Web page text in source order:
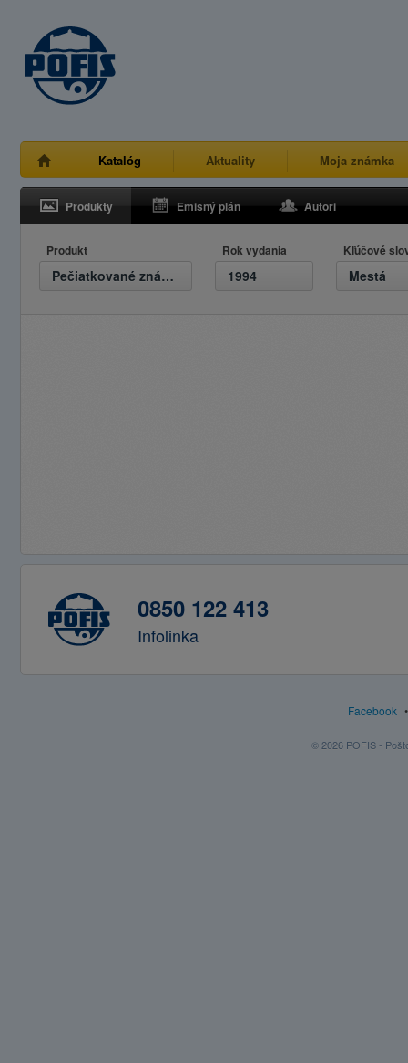
Katalóg Aktuality Moja známka
Produkty Emisný plán Autori
Produkt
Pečiatkované známky
Rok vydania
1994
Kľúčové
Mestá
0850 122 413
Infolinka
Facebook
© 2026 POFIS -